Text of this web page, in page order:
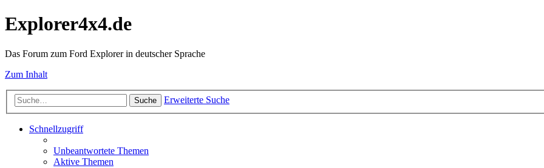
Explorer4x4.de
Das Forum zum Ford Explorer in deutscher Sprache
Zum Inhalt
Suche Erweiterte Suche
Schnellzugriff
Unbeantwortete Themen
Aktive Themen